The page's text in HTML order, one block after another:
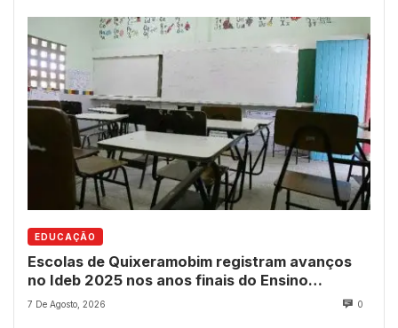
EDUCAÇÃO
Escolas de Quixeramobim registram avanços
no Ideb 2025 nos anos finais do Ensino
Fundamental
7 De Agosto, 2026 0